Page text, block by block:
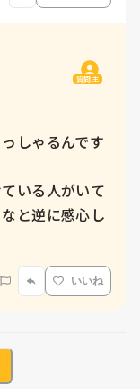
質問主
しゃるんです
いる人がいて
と逆に感心し
いいね